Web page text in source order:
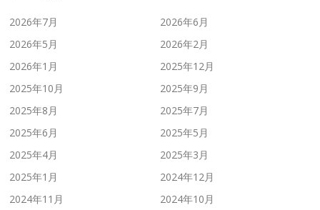
2026年7月
2026年6月
2026年5月
2026年2月
2026年1月
2025年12月
2025年10月
2025年9月
2025年8月
2025年7月
2025年6月
2025年5月
2025年4月
2025年3月
2025年1月
2024年12月
2024年11月
2024年10月